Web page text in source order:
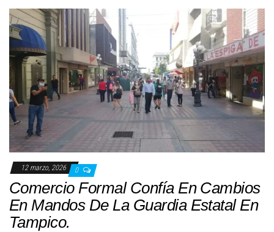
12 marzo, 2026 0
Comercio Formal Confía En Cambios
En Mandos De La Guardia Estatal En
Tampico.